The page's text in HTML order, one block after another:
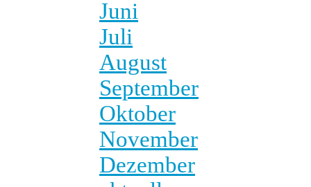
Juni
Juli
August
September
Oktober
November
Dezember